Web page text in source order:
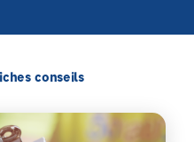
conseils